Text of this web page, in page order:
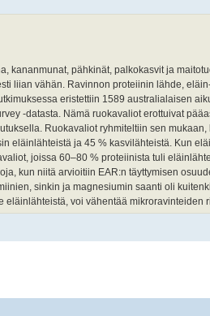
kananmunat, pähkinät, palkokasvit ja
liian vähän. Ravinnon proteiinin lähde,
eristettiin 1589 australialaisen
-datasta. Nämä ruokavaliot erottuivat
Ruokavaliot ryhmiteltiin sen
eläinlähteistä ja 45 % kasvilähteistä. Kun
joissa 60–80 % proteiinista tuli
kun niitä arvioitiin EAR:n täyttymisen
sinkin ja magnesiumin saanti oli
voi vähentää mikroravinteiden